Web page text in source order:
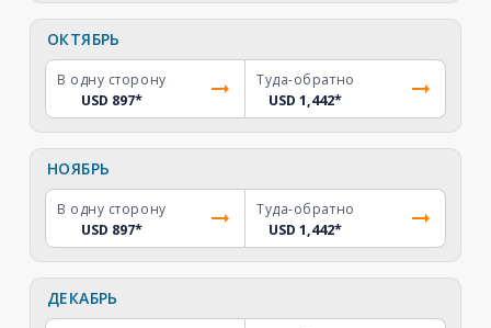
ОКТЯБРЬ
В одну сторону
USD 897*
Туда-обратно
USD 1,442*
НОЯБРЬ
В одну сторону
USD 897*
Туда-обратно
USD 1,442*
ДЕКАБРЬ